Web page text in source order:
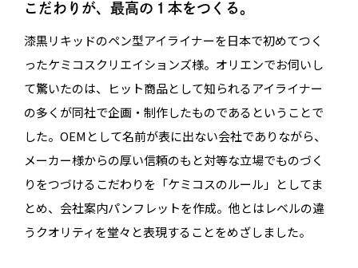
こだわりが、最高の１本をつくる。
漆黒リキッドのペン型アイライナーを日本で初めてつく
ったケミコスクリエイションズ様。オリエンでお伺いし
て驚いたのは、ヒット商品として知られるアイライナー
の多くが同社で企画・制作したものであるということで
した。OEMとして名前が表に出ない会社でありながら、
メーカー様からの厚い信頼のもと対等な立場でものづく
りをつづけるこだわりを「ケミコスのルール」としてま
とめ、会社案内パンフレットを作成。他とはレベルの違
うクオリティを堂々と表現することをめざしました。